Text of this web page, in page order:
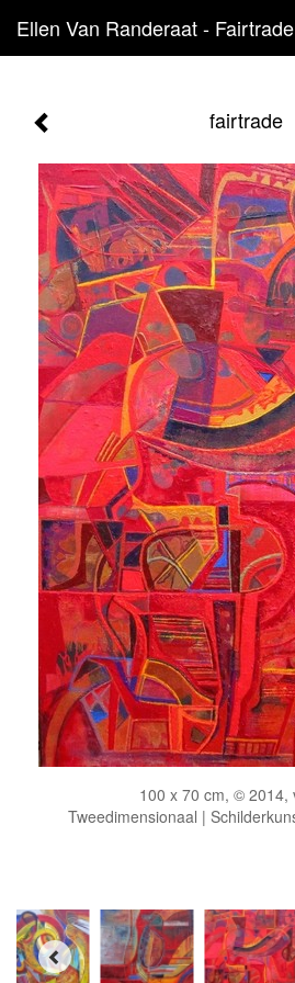
Ellen Van Randeraat - Fairtrade
fairtrade
100 x 70 cm, © 2014,
Tweedimensionaal |